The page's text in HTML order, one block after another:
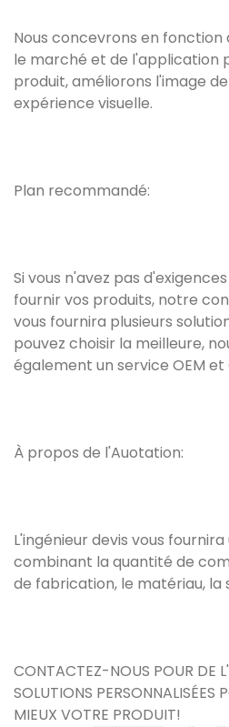
Nous concevrons en
le marché et de l'application
produit, améliorons l'image
expérience visuelle.
Plan recommandé:
Si vous n'avez pas
fournir vos produits, notre
vous fournira plusieurs
pouvez choisir la meilleure,
également un service OEM et
À propos de l'Auotation:
L'ingénieur devis vous
combinant la quantité de
de fabrication, le matériau, la
CONTACTEZ-NOUS POUR DE
SOLUTIONS PERSONNALISÉES
MIEUX VOTRE PRODUIT!